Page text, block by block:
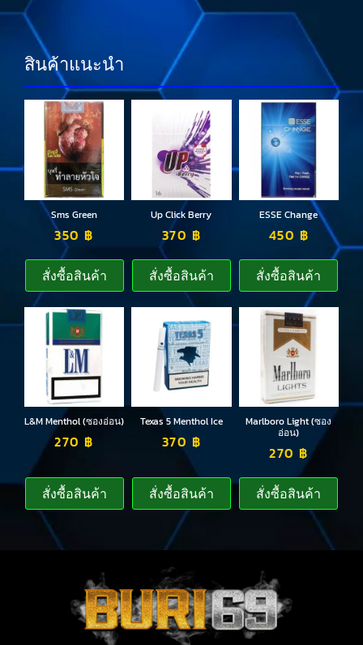
สินค้าแนะนำ
Sms Green
350 ฿
สั่งซื้อสินค้า
Up Click Berry
370 ฿
สั่งซื้อสินค้า
ESSE Change
450 ฿
สั่งซื้อสินค้า
L&M Menthol (ซองอ่อน)
270฿
สั่งซื้อสินค้า
Texas 5 Menthol Ice
370 ฿
สั่งซื้อสินค้า
Marlboro Light (ซอง
อ่อน)
270 ฿
สั่งซื้อสินค้า